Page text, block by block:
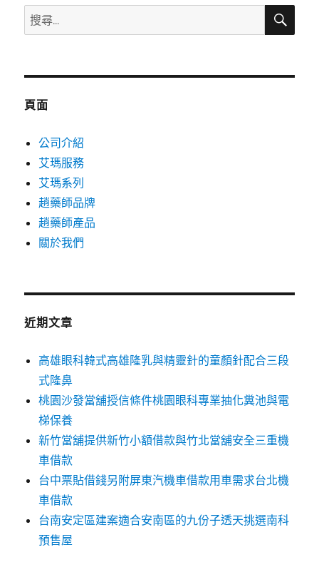
搜
尋
鍵
搜
頁面
公司介紹
艾瑪服務
艾瑪系列
趙藥師品牌
趙藥師產品
關於我們
近期文章
高雄眼科韓式高雄隆乳與精靈針的童顏針配合三段
式隆鼻
桃園沙發當舖授信條件桃園眼科專業抽化糞池與電
梯保養
新竹當舖提供新竹小額借款與竹北當舖安全三重機
車借款
台中票貼借錢另附屏東汽機車借款用車需求台北機
車借款
台南安定區建案適合安南區的九份子透天挑選南科
預售屋